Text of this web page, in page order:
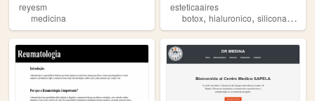
reyesm
medicina
esteticaaires
botox,hialuronico,silicona,